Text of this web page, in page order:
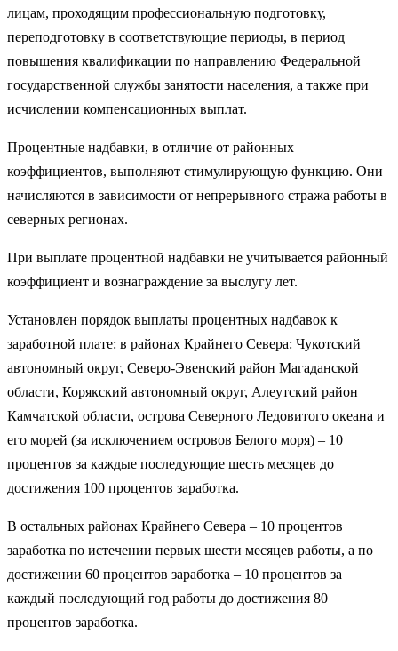
лицам, проходящим профессиональную подготовку,
переподготовку в соответствующие периоды, в период
повышения квалификации по направлению Федеральной
государственной службы занятости населения, а также при
исчислении компенсационных выплат.
Процентные надбавки, в отличие от районных
коэффициентов, выполняют стимулирующую функцию. Они
начисляются в зависимости от непрерывного стража работы в
северных регионах.
При выплате процентной надбавки не учитывается районный
коэффициент и вознаграждение за выслугу лет.
Установлен порядок выплаты процентных надбавок к
заработной плате: в районах Крайнего Севера: Чукотский
автономный округ, Северо-Эвенский район Магаданской
области, Корякский автономный округ, Алеутский район
Камчатской области, острова Северного Ледовитого океана и
его морей (за исключением островов Белого моря) – 10
процентов за каждые последующие шесть месяцев до
достижения 100 процентов заработка.
В остальных районах Крайнего Севера – 10 процентов
заработка по истечении первых шести месяцев работы, а по
достижении 60 процентов заработка – 10 процентов за
каждый последующий год работы до достижения 80
процентов заработка.